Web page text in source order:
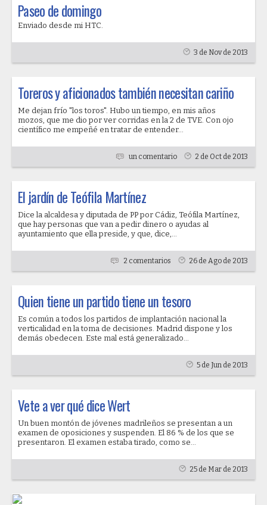
Paseo de domingo
Enviado desde mi HTC.
3 de Nov de 2013
Toreros y aficionados también necesitan cariño
Me dejan frío "los toros". Hubo un tiempo, en mis años
mozos, que me dio por ver corridas en la 2 de TVE. Con ojo
científico me empeñé en tratar de entender...
un comentario 2 de Oct de 2013
El jardín de Teófila Martínez
Dice la alcaldesa y diputada de PP por Cádiz, Teófila Martínez,
que hay personas que van a pedir dinero o ayudas al
ayuntamiento que ella preside, y que, dice,...
2 comentarios 26 de Ago de 2013
Quien tiene un partido tiene un tesoro
Es común a todos los partidos de implantación nacional la
verticalidad en la toma de decisiones. Madrid dispone y los
demás obedecen. Este mal está generalizado...
5 de Jun de 2013
Vete a ver qué dice Wert
Un buen montón de jóvenes madrileños se presentan a un
examen de oposiciones y suspenden. El 86 % de los que se
presentaron. El examen estaba tirado, como se...
25 de Mar de 2013